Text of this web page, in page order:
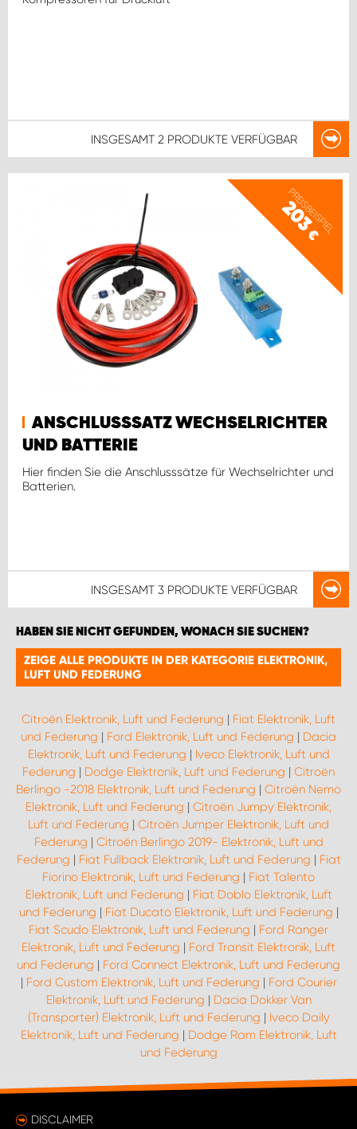
INSGESAMT 2 PRODUKTE VERFÜGBAR
PREISBEISPIEL
203
€
ANSCHLUSSSATZ WECHSELRICHTER
UND BATTERIE
Hier finden Sie die Anschlusssätze für Wechselrichter und
Batterien.
INSGESAMT 3 PRODUKTE VERFÜGBAR
HABEN SIE NICHT GEFUNDEN, WONACH SIE SUCHEN?
ZEIGE ALLE PRODUKTE IN DER KATEGORIE ELEKTRONIK,
LUFT UND FEDERUNG
Citroën Elektronik, Luft und Federung | Fiat Elektronik, Luft
und Federung | Ford Elektronik, Luft und Federung | Dacia
Elektronik, Luft und Federung | Iveco Elektronik, Luft und
Federung | Dodge Elektronik, Luft und Federung | Citroën
Berlingo -2018 Elektronik, Luft und Federung | Citroën Nemo
Elektronik, Luft und Federung | Citroën Jumpy Elektronik,
Luft und Federung | Citroën Jumper Elektronik, Luft und
Federung | Citroën Berlingo 2019- Elektronik, Luft und
Federung | Fiat Fullback Elektronik, Luft und Federung | Fiat
Fiorino Elektronik, Luft und Federung | Fiat Talento
Elektronik, Luft und Federung | Fiat Doblo Elektronik, Luft
und Federung | Fiat Ducato Elektronik, Luft und Federung |
Fiat Scudo Elektronik, Luft und Federung | Ford Ranger
Elektronik, Luft und Federung | Ford Transit Elektronik, Luft
und Federung | Ford Connect Elektronik, Luft und Federung
| Ford Custom Elektronik, Luft und Federung | Ford Courier
Elektronik, Luft und Federung | Dacia Dokker Van
(Transporter) Elektronik, Luft und Federung | Iveco Daily
Elektronik, Luft und Federung | Dodge Ram Elektronik, Luft
und Federung
DISCLAIMER